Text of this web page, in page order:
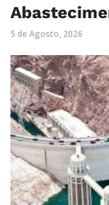
5 de Agosto, 2026